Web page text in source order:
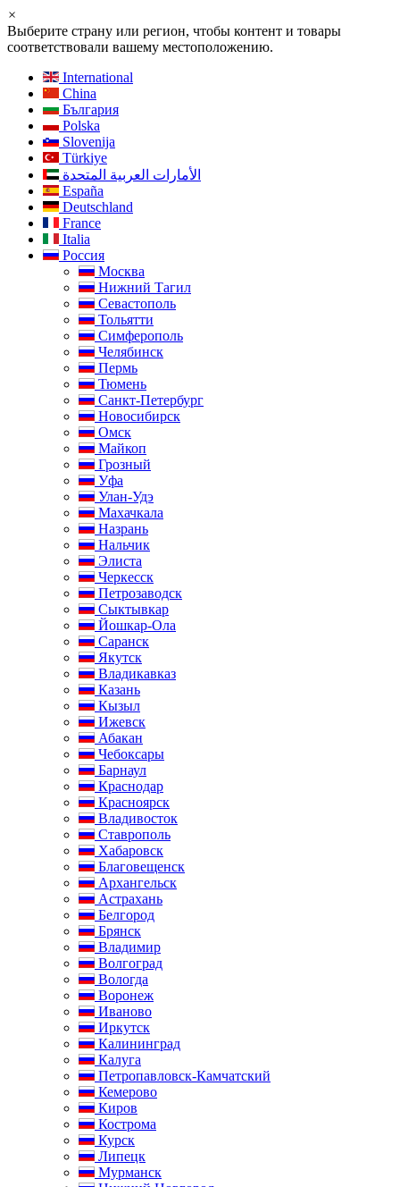
×
Выберите страну или регион, чтобы контент и товары
соответствовали вашему местоположению.
International
China
България
Polska
Slovenija
Türkiye
الأمارات العربية المتحدة
España
Deutschland
France
Italia
Россия
Москва
Нижний Тагил
Севастополь
Тольятти
Симферополь
Челябинск
Пермь
Тюмень
Санкт-Петербург
Новосибирск
Омск
Майкоп
Грозный
Уфа
Улан-Удэ
Махачкала
Назрань
Нальчик
Элиста
Черкесск
Петрозаводск
Сыктывкар
Йошкар-Ола
Саранск
Якутск
Владикавказ
Казань
Кызыл
Ижевск
Абакан
Чебоксары
Барнаул
Краснодар
Красноярск
Владивосток
Ставрополь
Хабаровск
Благовещенск
Архангельск
Астрахань
Белгород
Брянск
Владимир
Волгоград
Вологда
Воронеж
Иваново
Иркутск
Калининград
Калуга
Петропавловск-Камчатский
Кемерово
Киров
Кострома
Курск
Липецк
Мурманск